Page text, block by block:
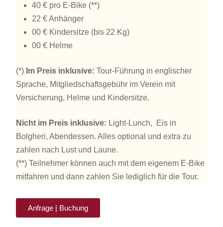
40 € pro E-Bike (**)
22 € Anhänger
00 € Kindersitze (bis 22 Kg)
00 € Helme
(*) Im Preis inklusive: Tour-Führung in englischer
Sprache, Mitgliedschaftsgebühr im Verein mit
Versicherung, Helme und Kindersitze.
Nicht im Preis inklusive: Light-Lunch, Eis in
Bolgheri, Abendessen. Alles optional und extra zu
zahlen nach Lust und Laune.
(**) Teilnehmer können auch mit dem eigenem E-Bike
mitfahren und dann zahlen Sie lediglich für die Tour.
Anfrage | Buchung